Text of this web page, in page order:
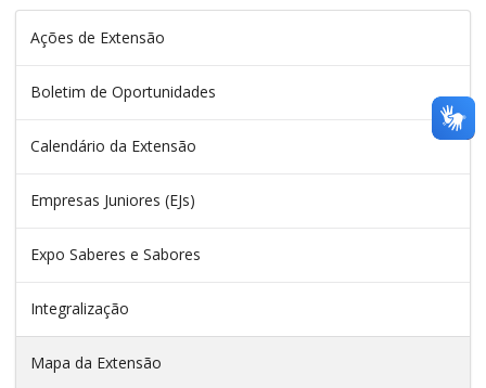
Ações de Extensão
Boletim de Oportunidades
Calendário da Extensão
Empresas Juniores (EJs)
Expo Saberes e Sabores
Integralização
Mapa da Extensão